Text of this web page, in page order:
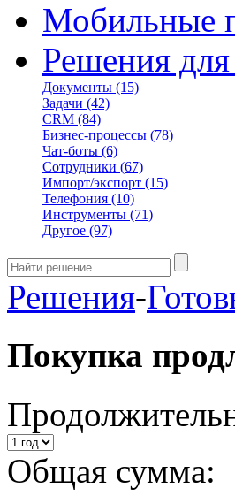
Мобильные
Решения
Документы (15)
Задачи (42)
CRM (84)
Бизнес-процессы (78)
Чат-боты (6)
Сотрудники (67)
Импорт/экспорт (15)
Телефония (10)
Инструменты (71)
Другое (97)
Решения-
Покупка
Общая сумма: